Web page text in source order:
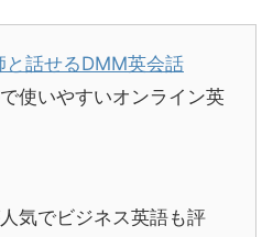
と話せるDMM英会話
使いやすいオンライン英
気でビジネス英語も評